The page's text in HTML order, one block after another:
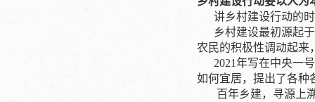
讲乡村建设行动的时
乡村建设最初源起于
农民的积极性调动起来
2021年写在中央一号
如何宜居，提出了各种
百年乡建，寻源上